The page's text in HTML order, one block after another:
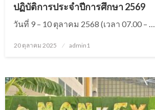
ปฏิบัติการประจำปีการศึกษา 2569
วันที่ 9 – 10 ตุลาคม 2568 (เวลา 07.00 – …
Posted
20 ตุลาคม 2025 admin1